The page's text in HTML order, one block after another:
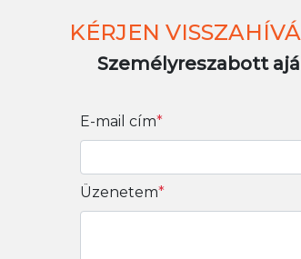
KÉRJEN
Személyreszabott
E-mail cím*
Üzenetem*